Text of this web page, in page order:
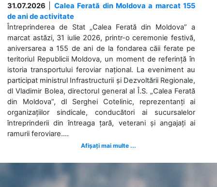
31.07.2026
Calea Ferată din Moldova a marcat 155
de ani de activitate
Întreprinderea de Stat „Calea Ferată din Moldova” a
marcat astăzi, 31 iulie 2026, printr-o ceremonie festivă,
aniversarea a 155 de ani de la fondarea căii ferate pe
teritoriul Republicii Moldova, un moment de referință în
istoria transportului feroviar național. La eveniment au
participat ministrul Infrastructurii și Dezvoltării Regionale,
dl Vladimir Bolea, directorul general al Î.S. „Calea Ferată
din Moldova”, dl Serghei Cotelinic, reprezentanți ai
organizațiilor sindicale, conducători ai sucursalelor
întreprinderii din întreaga țară, veterani și angajați ai
ramurii feroviare....
Afișați mai multe ...